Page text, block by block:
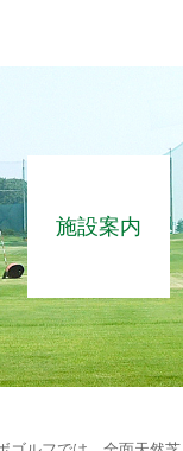
施設案内
リシー